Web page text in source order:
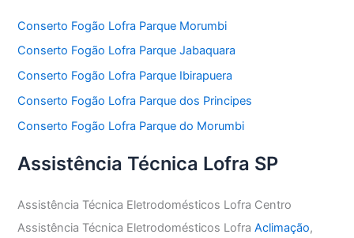
Conserto Fogão Lofra Parque Morumbi
Conserto Fogão Lofra Parque Jabaquara
Conserto Fogão Lofra Parque Ibirapuera
Conserto Fogão Lofra Parque dos Principes
Conserto Fogão Lofra Parque do Morumbi
Assistência Técnica Lofra SP
Assistência Técnica Eletrodomésticos Lofra Centro
Assistência Técnica Eletrodomésticos LofraAclimação,